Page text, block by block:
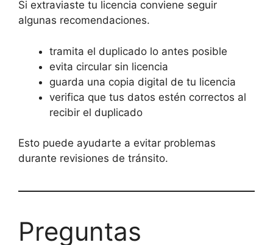
Si extraviaste tu licencia conviene seguir
algunas recomendaciones.
tramita el duplicado lo antes posible
evita circular sin licencia
guarda una copia digital de tu licencia
verifica que tus datos estén correctos al
recibir el duplicado
Esto puede ayudarte a evitar problemas
durante revisiones de tránsito.
Preguntas